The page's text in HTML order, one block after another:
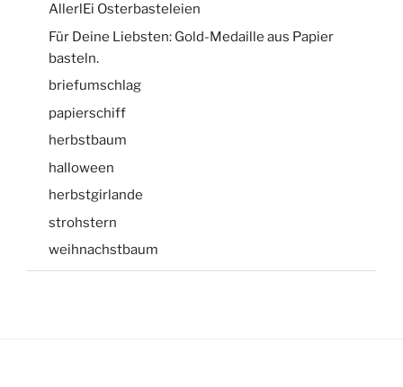
AllerlEi Osterbasteleien
Für Deine Liebsten: Gold-Medaille aus Papier
basteln.
briefumschlag
papierschiff
herbstbaum
halloween
herbstgirlande
strohstern
weihnachstbaum